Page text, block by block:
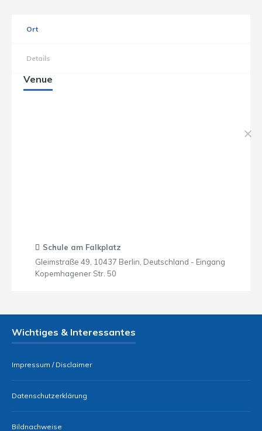
Ort
Details
Venue
Schule am Falkplatz
Gleimstraße 49, 10437 Berlin, Deutschland - Eingang
Kopemhagener Str. 50
Wichtiges & Interessantes
Impressum / Disclaimer
Datenschutzerklärung
Bildnachweise